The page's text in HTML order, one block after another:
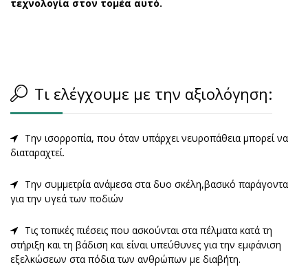
τεχνολογία στον τομέα αυτό.
Τι ελέγχουμε με την αξιολόγηση:
Την ισορροπία, που όταν υπάρχει νευροπάθεια μπορεί να
διαταραχτεί.
Την συμμετρία ανάμεσα στα δυο σκέλη,βασικό παράγοντα
για την υγεά των ποδιών
Τις τοπικές πιέσεις που ασκούνται στα πέλματα κατά τη
στήριξη και τη βάδιση και είναι υπεύθυνες για την εμφάνιση
εξελκώσεων στα πόδια των ανθρώπων με διαβήτη.